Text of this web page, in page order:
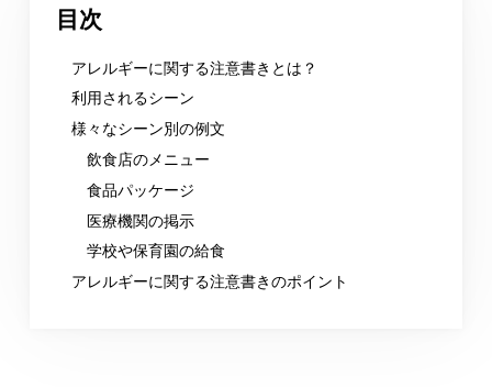
目次
アレルギーに関する注意書きとは？
利用されるシーン
様々なシーン別の例文
飲食店のメニュー
食品パッケージ
医療機関の掲示
学校や保育園の給食
アレルギーに関する注意書きのポイント